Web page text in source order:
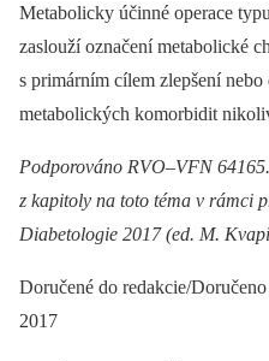
Metabolicky účinné operace
zaslouží označení metabolické
s primárním cílem zlepšení nebo
metabolických komorbidit
Podporováno RVO–VFN
z kapitoly na toto téma v rámci
Diabetologie 2017 (ed. M.
Doručené do redakcie/
2017